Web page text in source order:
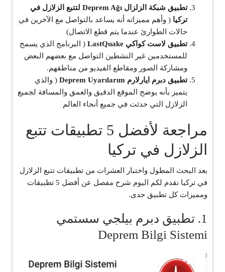
تطبيق شبكة الزلزال Deprem Ağı لتتبع الزلازل في
تركيا ( وأهم مميزاته أنه يساعد بالتواصل مع الآخرين في
حالات الطوارئ عندما يتم قطع الاتصال)
تطبيق لاست كواكي LastQuake
( البرنامج الذي يسمح
للمستخدمين غير النشطين التواصل مع بعضهم البعض
ومشاركة الصور ومقاطع الفيديو من مناطقهم.
تطبيق دبرم ايارلارم Deprem Uyarılarım
( والذي
يتميز بأنه يوضح الموقع الدقيق والعمق والمسافة لجميع
الزلازل التي حدثت في جميع أنحاء العالم
مراجعة لأفضل 5 تطبيقات تتبع
الزلازل في تركيا
بعد البحث المطول واختبار العشرات من تطبيقات تتبع الزلازل
في تركيا نقدم لكم اليوم شرح مفصل عن أفضل 5 تطبيقات
ومميزات كل تطبيق حدى.
1. تطبيق دبرم بيلجي سستمي
Deprem Bilgi Sistemi